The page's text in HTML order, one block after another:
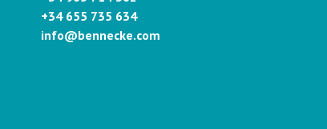
+34 655 735 634
info@bennecke.com